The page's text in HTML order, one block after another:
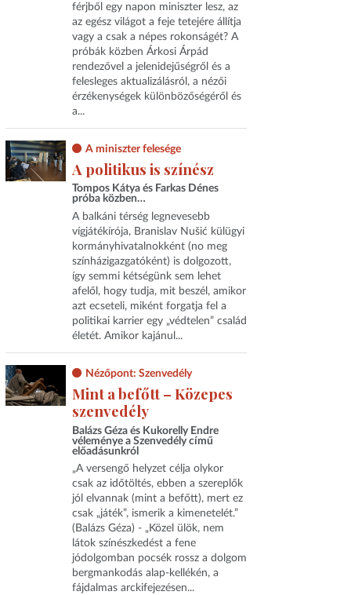
férjből egy napon miniszter lesz, az
az egész világot a feje tetejére állítja
vagy a csak a népes rokonságét? A
próbák közben Árkosi Árpád
rendezővel a jelenidejűségről és a
felesleges aktualizálásról, a nézői
érzékenységek különbözőségéről és
a...
A miniszter felesége
A politikus is színész
Tompos Kátya és Farkas Dénes
próba közben…
A balkáni térség legnevesebb
vígjátékírója, Branislav Nušić külügyi
kormányhivatalnokként (no meg
színházigazgatóként) is dolgozott,
így semmi kétségünk sem lehet
afelől, hogy tudja, mit beszél, amikor
azt ecseteli, miként forgatja fel a
politikai karrier egy „védtelen” család
életét. Amikor kajánul...
Nézőpont: Szenvedély
Mint a befőtt – Közepes
szenvedély
Balázs Géza és Kukorelly Endre
véleménye a Szenvedély című
előadásunkról
„A versengő helyzet célja olykor
csak az időtöltés, ebben a szereplők
jól elvannak (mint a befőtt), mert ez
csak „játék”, ismerik a kimenetelét.”
(Balázs Géza) - „Közel ülök, nem
látok színészkedést a fene
jódolgomban pocsék rossz a dolgom
bergmankodás alap-kellékén, a
fájdalmas arckifejezésen...